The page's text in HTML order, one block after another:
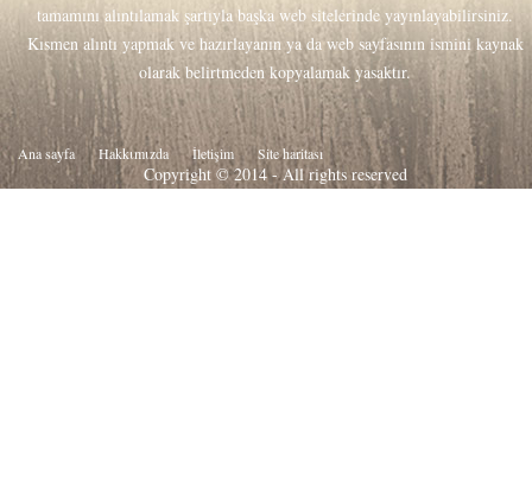
tamamını alıntılamak şartıyla başka web sitelerinde yayınlayabilirsiniz.
Kısmen alıntı yapmak ve hazırlayanın ya da web sayfasının ismini kaynak
olarak belirtmeden kopyalamak yasaktır.
Ana sayfa Hakkιmιzda İletişim Site haritası
Copyright © 2014 - All rights reserved